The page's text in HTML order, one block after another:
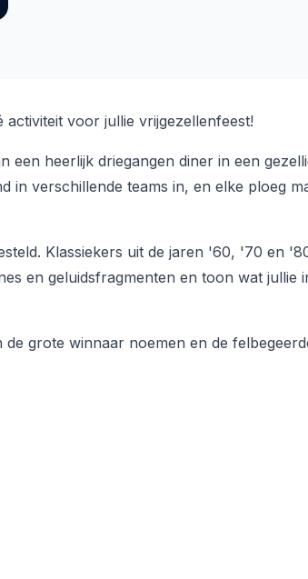
voor jullie vrijgezellenfeest!
een heerlijk driegangen diner in een
in verschillende teams in, en elke ploeg
Klassiekers uit de jaren '60, '70 en
en geluidsfragmenten en toon wat jullie
grote winnaar noemen en de